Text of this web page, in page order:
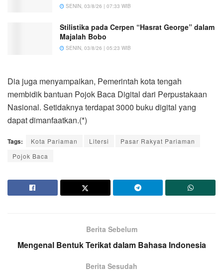
SENIN, 03/8/26 | 07:33 WIB
Stilistika pada Cerpen “Hasrat George” dalam
Majalah Bobo
SENIN, 03/8/26 | 05:23 WIB
Dia juga menyampaikan, Pemerintah kota tengah
membidik bantuan Pojok Baca Digital dari Perpustakaan
Nasional. Setidaknya terdapat 3000 buku digital yang
dapat dimanfaatkan.(*)
Tags: Kota Pariaman Litersi
Pasar Rakyat Pariaman
Pojok Baca
Berita Sebelum
Mengenal Bentuk Terikat dalam Bahasa Indonesia
Berita Sesudah